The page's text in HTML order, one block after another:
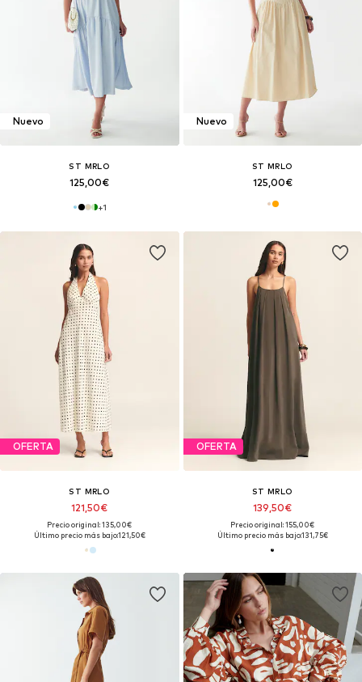
Nuevo
ST MRLO
125,00€
+1
Nuevo
ST MRLO
125,00€
OFERTA
ST MRLO
121,50€
Precio original: 135,00€
Último precio más bajo:121,50€
OFERTA
ST MRLO
139,50€
Precio original: 155,00€
Último precio más bajo:131,75€